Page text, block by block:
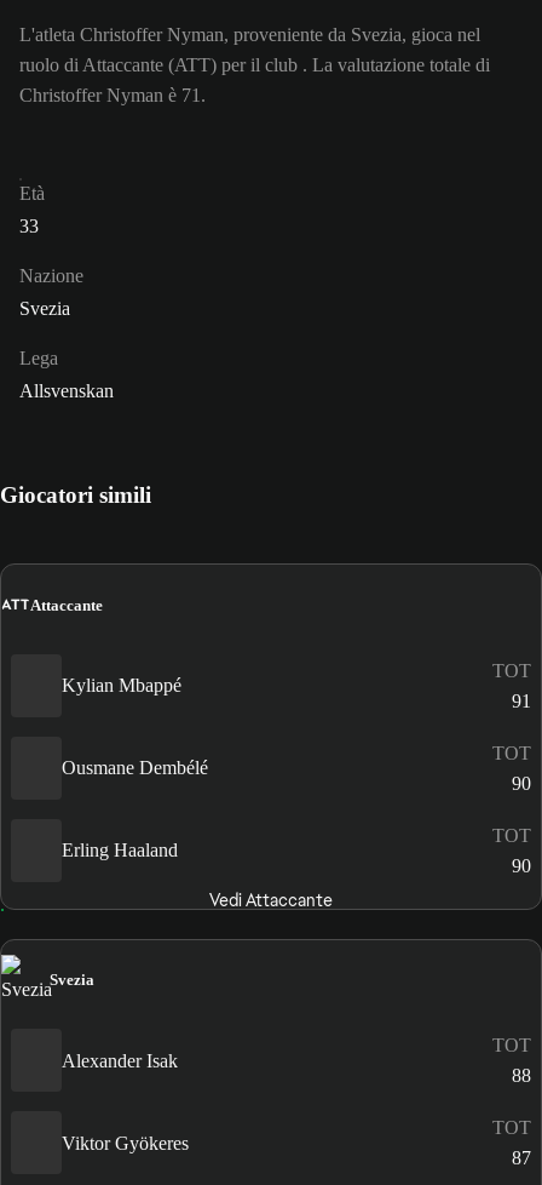
L'atleta Christoffer Nyman, proveniente da Svezia, gioca nel
ruolo di Attaccante (ATT) per il club . La valutazione totale di
Christoffer Nyman è 71.
Età
33
Nazione
Svezia
Lega
Allsvenskan
Giocatori simili
ATTAttaccante
Kylian Mbappé
TOT
91
Ousmane Dembélé
TOT
90
Erling Haaland
TOT
90
Vedi Attaccante
Svezia
Alexander Isak
TOT
88
Viktor Gyökeres
TOT
87